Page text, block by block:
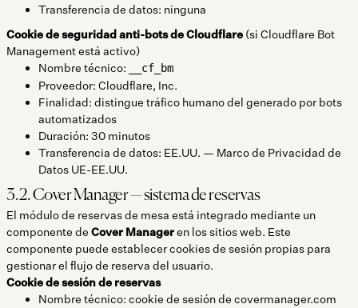
Transferencia de datos: ninguna
Cookie de seguridad anti-bots de Cloudflare (si Cloudflare Bot
Management está activo)
Nombre técnico:
__cf_bm
Proveedor: Cloudflare, Inc.
Finalidad: distingue tráfico humano del generado por bots
automatizados
Duración: 30 minutos
Transferencia de datos: EE.UU. — Marco de Privacidad de
Datos UE-EE.UU.
3.2. Cover Manager — sistema de reservas
El módulo de reservas de mesa está integrado mediante un
componente de Cover Manageren los sitios web. Este
componente puede establecer cookies de sesión propias para
gestionar el flujo de reserva del usuario.
Cookie de sesión de reservas
Nombre técnico: cookie de sesión de covermanager.com